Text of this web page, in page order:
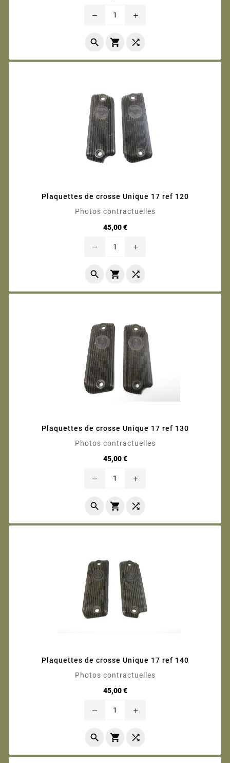
remove add
  
Plaquettes de crosse Unique 17 ref 120
Photos contractuelles
45,00 €Prix
remove add
  
Plaquettes de crosse Unique 17 ref 130
Photos contractuelles
45,00 €Prix
remove add
  
Plaquettes de crosse Unique 17 ref 140
Photos contractuelles
45,00 €Prix
remove add
  